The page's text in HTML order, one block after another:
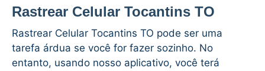
Rastrear Celular Tocantins TO
Rastrear Celular Tocantins TO pode ser uma
tarefa árdua se você for fazer sozinho. No
entanto, usando nosso aplicativo, você terá